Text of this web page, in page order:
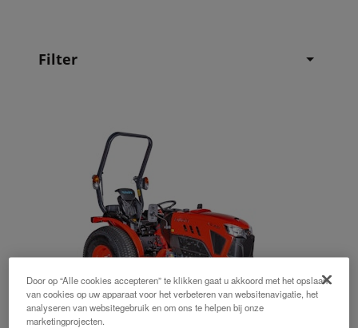
Filter
Door op “Alle cookies accepteren” te klikken gaat u akkoord met het opslaan
van cookies op uw apparaat voor het verbeteren van websitenavigatie, het
analyseren van websitegebruik en om ons te helpen bij onze
marketingprojecten.